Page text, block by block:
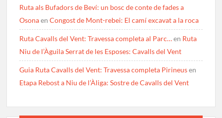
Ruta als Bufadors de Beví: un bosc de conte de fades a
OsonaenCongost de Mont-rebei: El camí excavat a la roca
Ruta Cavalls del Vent: Travessa completa al Parc…en Ruta
Niu de l’Àguila Serrat de les Esposes: Cavalls del Vent
Guia Ruta Cavalls del Vent: Travessa completa Pirineusen
Etapa Rebost a Niu de l’Àliga: Sostre de Cavalls del Vent